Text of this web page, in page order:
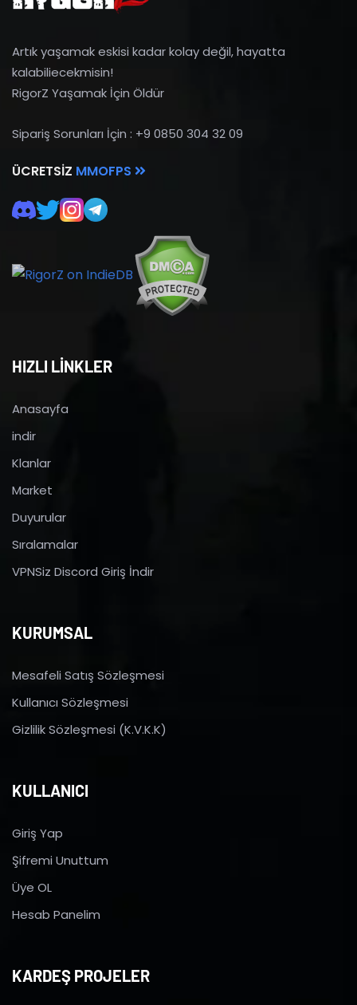
Artık yaşamak eskisi kadar kolay değil, hayatta
kalabiliecekmisin!
RigorZ Yaşamak İçin Öldür
Sipariş Sorunları İçin : +9 0850 304 32 09
ÜCRETSIZ MMOFPS
HIZLI LİNKLER
Anasayfa
indir
Klanlar
Market
Duyurular
Sıralamalar
VPNSiz Discord Giriş İndir
KURUMSAL
Mesafeli Satış Sözleşmesi
Kullanıcı Sözleşmesi
Gizlilik Sözleşmesi (K.V.K.K)
KULLANICI
Giriş Yap
Şifremi Unuttum
Üye OL
Hesab Panelim
KARDEŞ PROJELER